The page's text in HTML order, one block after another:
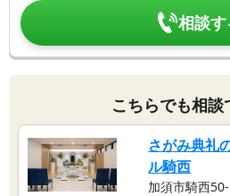
相談す
こちらでも相談
さがみ典礼
ル騎西
加須市騎西